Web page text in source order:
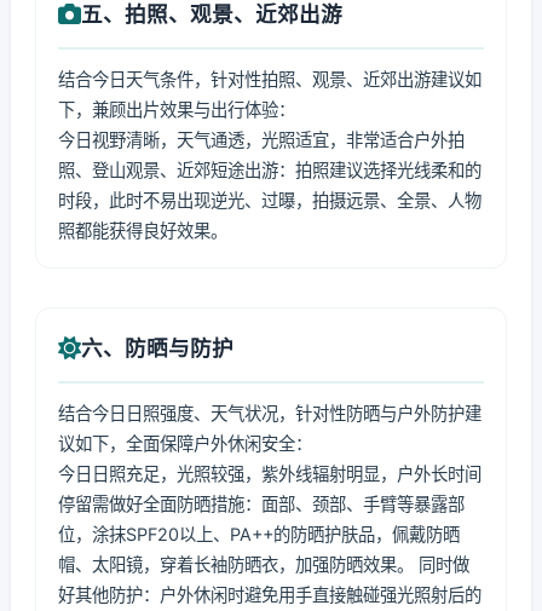
五、拍照、观景、近郊出游
结合今日天气条件，针对性拍照、观景、近郊出游建议如
下，兼顾出片效果与出行体验：
今日视野清晰，天气通透，光照适宜，非常适合户外拍
照、登山观景、近郊短途出游：拍照建议选择光线柔和的
时段，此时不易出现逆光、过曝，拍摄远景、全景、人物
照都能获得良好效果。
六、防晒与防护
结合今日日照强度、天气状况，针对性防晒与户外防护建
议如下，全面保障户外休闲安全：
今日日照充足，光照较强，紫外线辐射明显，户外长时间
停留需做好全面防晒措施：面部、颈部、手臂等暴露部
位，涂抹SPF20以上、PA++的防晒护肤品，佩戴防晒
帽、太阳镜，穿着长袖防晒衣，加强防晒效果。 同时做
好其他防护：户外休闲时避免用手直接触碰强光照射后的